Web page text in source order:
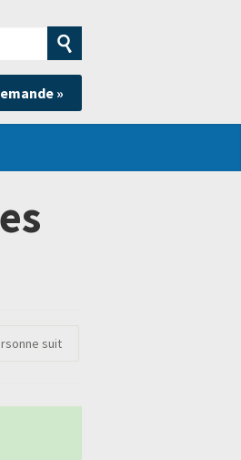
Soumettre
la
recherche
»
suit